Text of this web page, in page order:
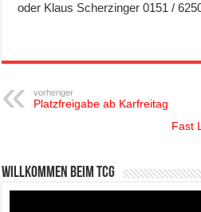
oder Klaus Scherzinger 0151 /
vorheriger
Platzfreigabe ab Karfreitag
Fast
Willkommen beim TCG